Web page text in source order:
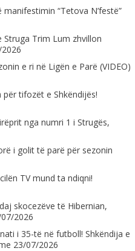
“Tetova N’festë”
Struga Trim Lum zhvillon
e ri në Ligën e Parë (VIDEO)
tifozët e Shkëndijës!
nga numri 1 i Strugës,
i golit të parë për sezonin
TV mund ta ndiqni!
skocezëve të Hibernian,
2026
i 35-të në futboll! Shkëndija e
23/07/2026